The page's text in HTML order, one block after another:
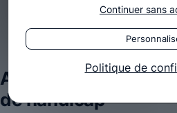
Enseignement, formation
Recherche, contribution à
Accès aux
de handicap
Continuer sans
Politique de